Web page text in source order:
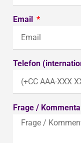
Email
Telefon
Frage /